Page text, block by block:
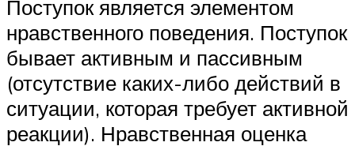
Поступок является элементом
нравственного поведения. Поступок
бывает активным и пассивным
(отсутствие каких-либо действий в
ситуации, которая требует активной
реакции). Нравственная оценка